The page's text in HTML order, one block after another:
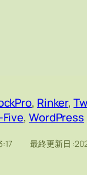
, Rinker,
, WordPress
最終更新日 :